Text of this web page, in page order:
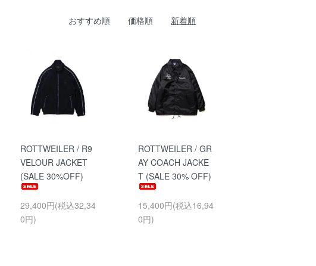
おすすめ順 価格順 新着順
ROTTWEILER / R9
VELOUR JACKET
(SALE 30%OFF)
29,400円(税込32,34
0円)
ROTTWEILER / GR
AY COACH JACKE
T (SALE 30% OFF)
15,400円(税込16,94
0円)